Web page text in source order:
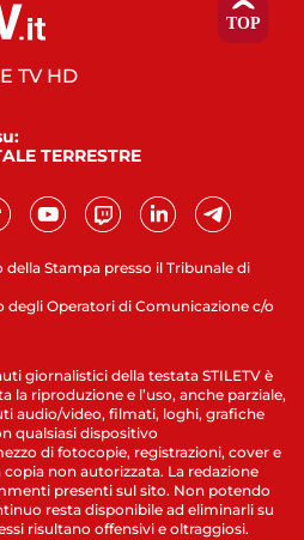
Stampa presso il Tribunale di
degli Operatori di Comunicazione c/o
TV HD
TERRESTRE
giornalistici della testata STILETV è
la riproduzione e l’uso, anche parziale,
audio/video, filmati, loghi, grafiche
qualsiasi dispositivo
di fotocopie, registrazioni, cover e
non autorizzata. La redazione
presenti sul sito. Non potendo
resta disponibile ad eliminarli su
risultano offensivi e oltraggiosi.